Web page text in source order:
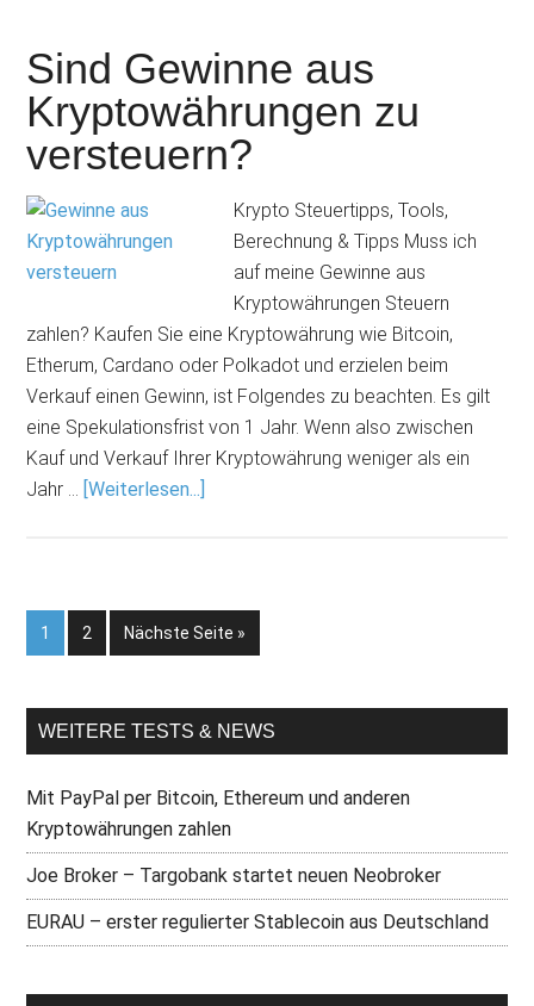
Sind Gewinne aus
Kryptowährungen zu
versteuern?
Krypto Steuertipps, Tools,
Berechnung & Tipps Muss ich
auf meine Gewinne aus
Kryptowährungen Steuern
zahlen? Kaufen Sie eine Kryptowährung wie Bitcoin,
Etherum, Cardano oder Polkadot und erzielen beim
Verkauf einen Gewinn, ist Folgendes zu beachten. Es gilt
eine Spekulationsfrist von 1 Jahr. Wenn also zwischen
Kauf und Verkauf Ihrer Kryptowährung weniger als ein
Jahr … [Weiterlesen...]
1 2 Nächste Seite »
WEITERE TESTS & NEWS
Mit PayPal per Bitcoin, Ethereum und anderen
Kryptowährungen zahlen
Joe Broker – Targobank startet neuen Neobroker
EURAU – erster regulierter Stablecoin aus Deutschland